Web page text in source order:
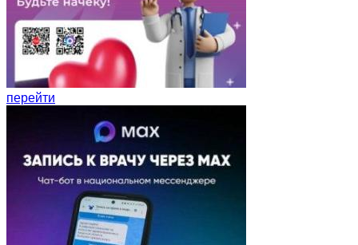
перейти